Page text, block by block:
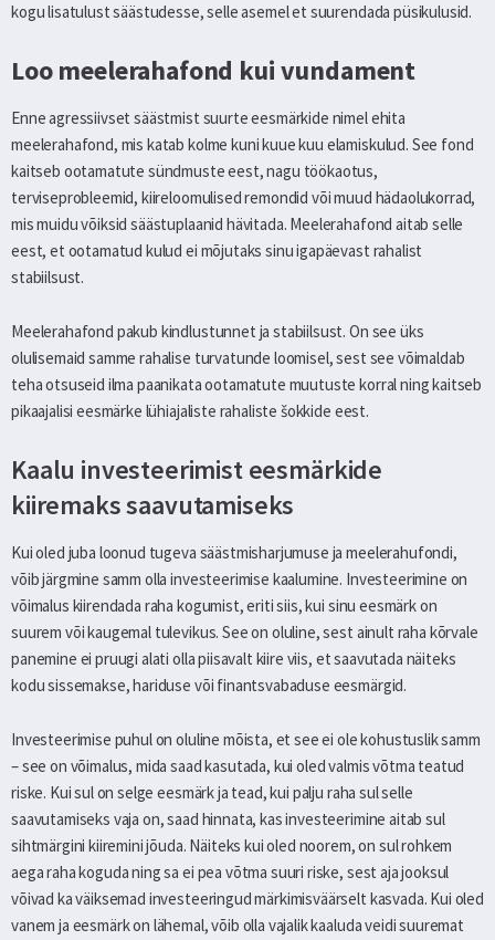
kogu lisatulust säästudesse, selle asemel et suurendada püsikulusid.
Loo meelerahafond kui vundament
Enne agressiivset säästmist suurte eesmärkide nimel ehita
meelerahafond, mis katab kolme kuni kuue kuu elamiskulud. See fond
kaitseb ootamatute sündmuste eest, nagu töökaotus,
terviseprobleemid, kiireloomulised remondid või muud hädaolukorrad,
mis muidu võiksid säästuplaanid hävitada. Meelerahafond aitab selle
eest, et ootamatud kulud ei mõjutaks sinu igapäevast rahalist
stabiilsust.
Meelerahafond pakub kindlustunnet ja stabiilsust. On see üks
olulisemaid samme rahalise turvatunde loomisel, sest see võimaldab
teha otsuseid ilma paanikata ootamatute muutuste korral ning kaitseb
pikaajalisi eesmärke lühiajaliste rahaliste šokkide eest.
Kaalu investeerimist eesmärkide
kiiremaks saavutamiseks
Kui oled juba loonud tugeva säästmisharjumuse ja meelerahufondi,
võib järgmine samm olla investeerimise kaalumine. Investeerimine on
võimalus kiirendada raha kogumist, eriti siis, kui sinu eesmärk on
suurem või kaugemal tulevikus. See on oluline, sest ainult raha kõrvale
panemine ei pruugi alati olla piisavalt kiire viis, et saavutada näiteks
kodu sissemakse, hariduse või finantsvabaduse eesmärgid.
Investeerimise puhul on oluline mõista, et see ei ole kohustuslik samm
– see on võimalus, mida saad kasutada, kui oled valmis võtma teatud
riske. Kui sul on selge eesmärk ja tead, kui palju raha sul selle
saavutamiseks vaja on, saad hinnata, kas investeerimine aitab sul
sihtmärgini kiiremini jõuda. Näiteks kui oled noorem, on sul rohkem
aega raha koguda ning sa ei pea võtma suuri riske, sest aja jooksul
võivad ka väiksemad investeeringud märkimisväärselt kasvada. Kui oled
vanem ja eesmärk on lähemal, võib olla vajalik kaaluda veidi suuremat